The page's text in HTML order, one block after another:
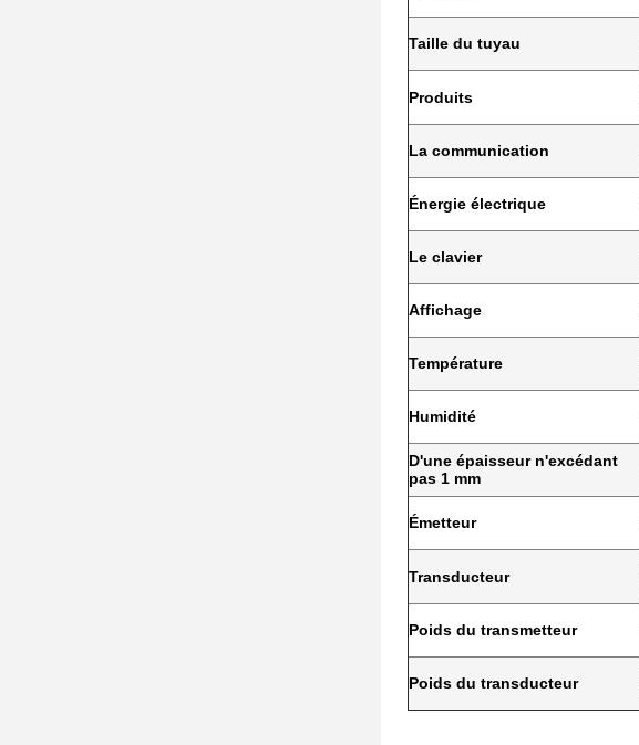
Taille du tuyau
Produits
La communication
Énergie électrique
Le clavier
Affichage
Température
Humidité
D'une épaisseur n'excédant
pas 1 mm
Émetteur
Transducteur
Poids du transmetteur
Poids du transducteur